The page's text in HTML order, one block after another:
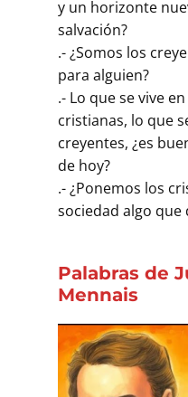
y un horizonte
salvación?
.- ¿Somos los
para alguien?
.- Lo que se vive
cristianas, lo que
creyentes, ¿es
de hoy?
.- ¿Ponemos los
sociedad algo que
Palabras de
Mennais